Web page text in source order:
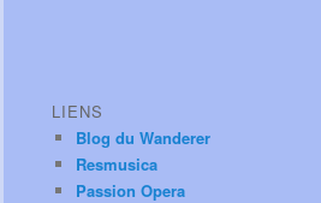
LIENS
Blog du Wanderer
Resmusica
Passion Opera